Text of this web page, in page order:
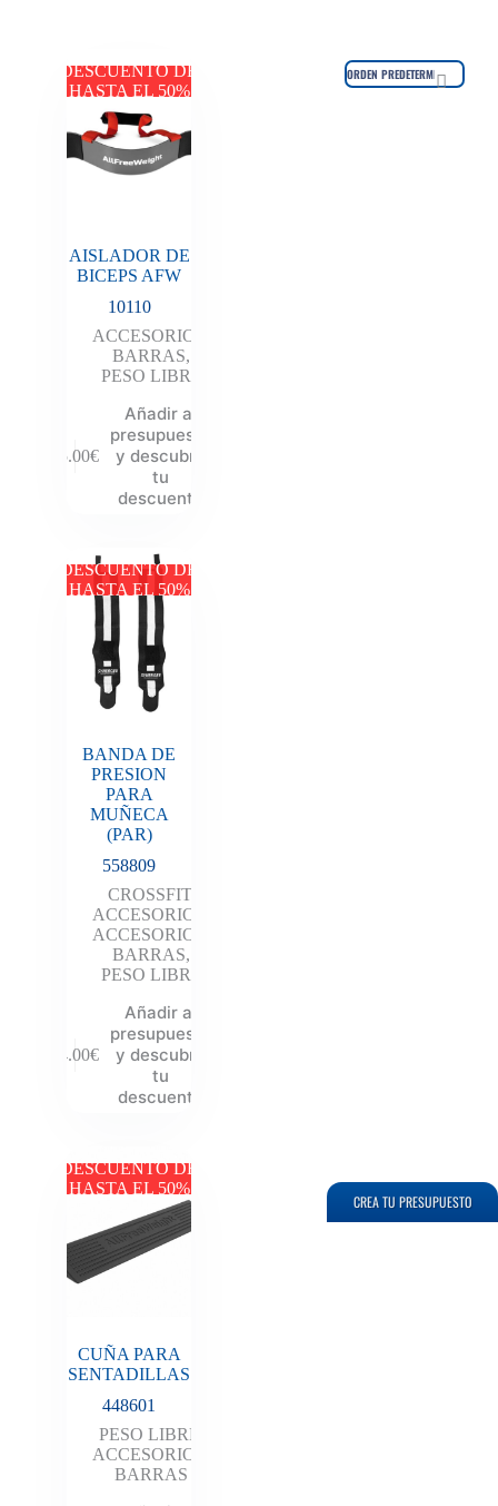
DESCUENTO DE
HASTA EL 50%
AISLADOR DE
BICEPS AFW
10110
ACCESORIOS
BARRAS,
PESO LIBRE
25.00€
Añadir al
presupuesto
y descubre
tu
descuento
DESCUENTO DE
HASTA EL 50%
BANDA DE
PRESION
PARA
MUÑECA
(PAR)
558809
CROSSFIT,
ACCESORIOS
ACCESORIOS
BARRAS,
PESO LIBRE
14.00€
Añadir al
presupuesto
y descubre
tu
descuento
DESCUENTO DE
HASTA EL 50%
CUÑA PARA
SENTADILLAS
448601
PESO LIBRE
ACCESORIOS
BARRAS
CREA TU PRESUPUESTO